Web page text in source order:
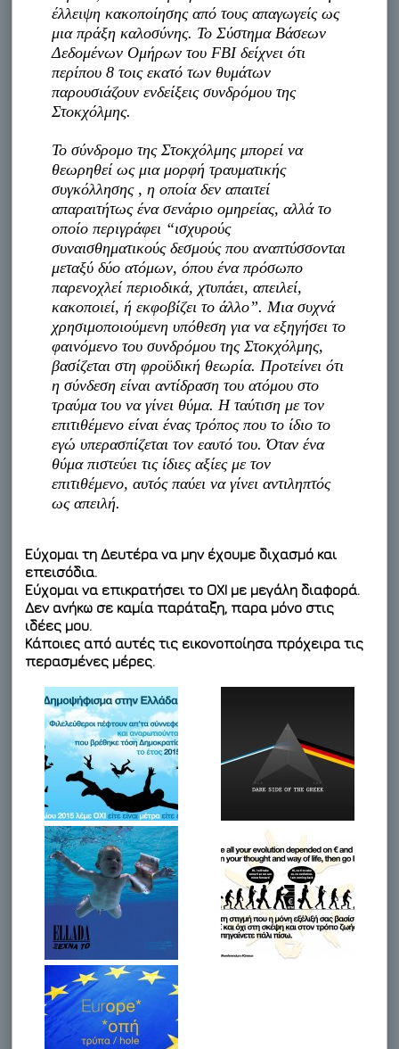
έλλειψη κακοποίησης από τους απαγωγείς ως
μια πράξη καλοσύνης. Το Σύστημα Βάσεων
Δεδομένων Ομήρων του FBI δείχνει ότι
περίπου 8 τοις εκατό των θυμάτων
παρουσιάζουν ενδείξεις συνδρόμου της
Στοκχόλμης.
Το σύνδρομο της Στοκχόλμης μπορεί να
θεωρηθεί ως μια μορφή τραυματικής
συγκόλλησης , η οποία δεν απαιτεί
απαραιτήτως ένα σενάριο ομηρείας, αλλά το
οποίο περιγράφει “ισχυρούς
συναισθηματικούς δεσμούς που αναπτύσσονται
μεταξύ δύο ατόμων, όπου ένα πρόσωπο
παρενοχλεί περιοδικά, χτυπάει, απειλεί,
κακοποιεί, ή εκφοβίζει το άλλο”. Μια συχνά
χρησιμοποιούμενη υπόθεση για να εξηγήσει το
φαινόμενο του συνδρόμου της Στοκχόλμης,
βασίζεται στη φροϋδική θεωρία. Προτείνει ότι
η σύνδεση είναι αντίδραση του ατόμου στο
τραύμα του να γίνει θύμα. Η ταύτιση με τον
επιτιθέμενο είναι ένας τρόπος που το ίδιο το
εγώ υπερασπίζεται τον εαυτό του. Όταν ένα
θύμα πιστεύει τις ίδιες αξίες με τον
επιτιθέμενο, αυτός παύει να γίνει αντιληπτός
ως απειλή.
Εύχομαι τη Δευτέρα να μην έχουμε διχασμό και
επεισόδια.
Εύχομαι να επικρατήσει το ΟΧΙ με μεγάλη διαφορά.
Δεν ανήκω σε καμία παράταξη, παρα μόνο στις
ιδέες μου.
Κάποιες από αυτές τις εικονοποίησα πρόχειρα τις
περασμένες μέρες.